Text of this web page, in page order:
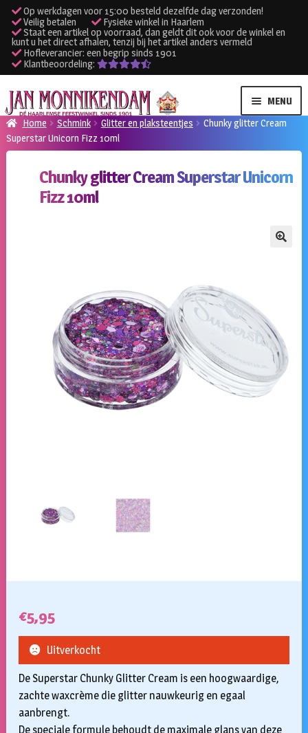
Op werkdagen voor 15:00 besteld dezelfde dag verzonden!
Veilig betalen
Fysieke winkel in Haarlem
Staat een artikel op voorraad, dan geldt dit ook voor de winkel en
kunt u het direct afhalen, tenzij bij het artikel anders vermeld
Hofleverancier: een begrip sinds 1901
Klantbeoordeling:
Ga
door
naar
navigatie
Ga
naar
de
inhoud
MENU
Verhuur kleding
Verhuur apparatuur
Home Schmink Glitter en plaksteentjes
Chunky glitter Cream
Superstar Unicorn Fizz 10ml
Chunky glitter Cream Superstar Unicorn
Fizz 10ml
€5,95
De Superstar Chunky Glitter Cream is een hoogwaardige,
zachte waxcrème die glitter nauwkeurig en egaal
aanbrengt.
De speciale formule behoudt de maximale glans van deze
Uitverkocht